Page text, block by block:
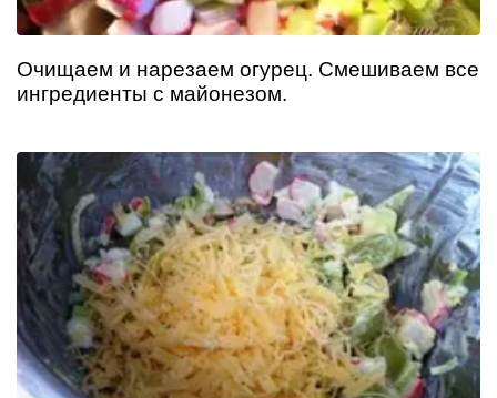
Очищаем и нарезаем огурец. Смешиваем все
ингредиенты с майонезом.